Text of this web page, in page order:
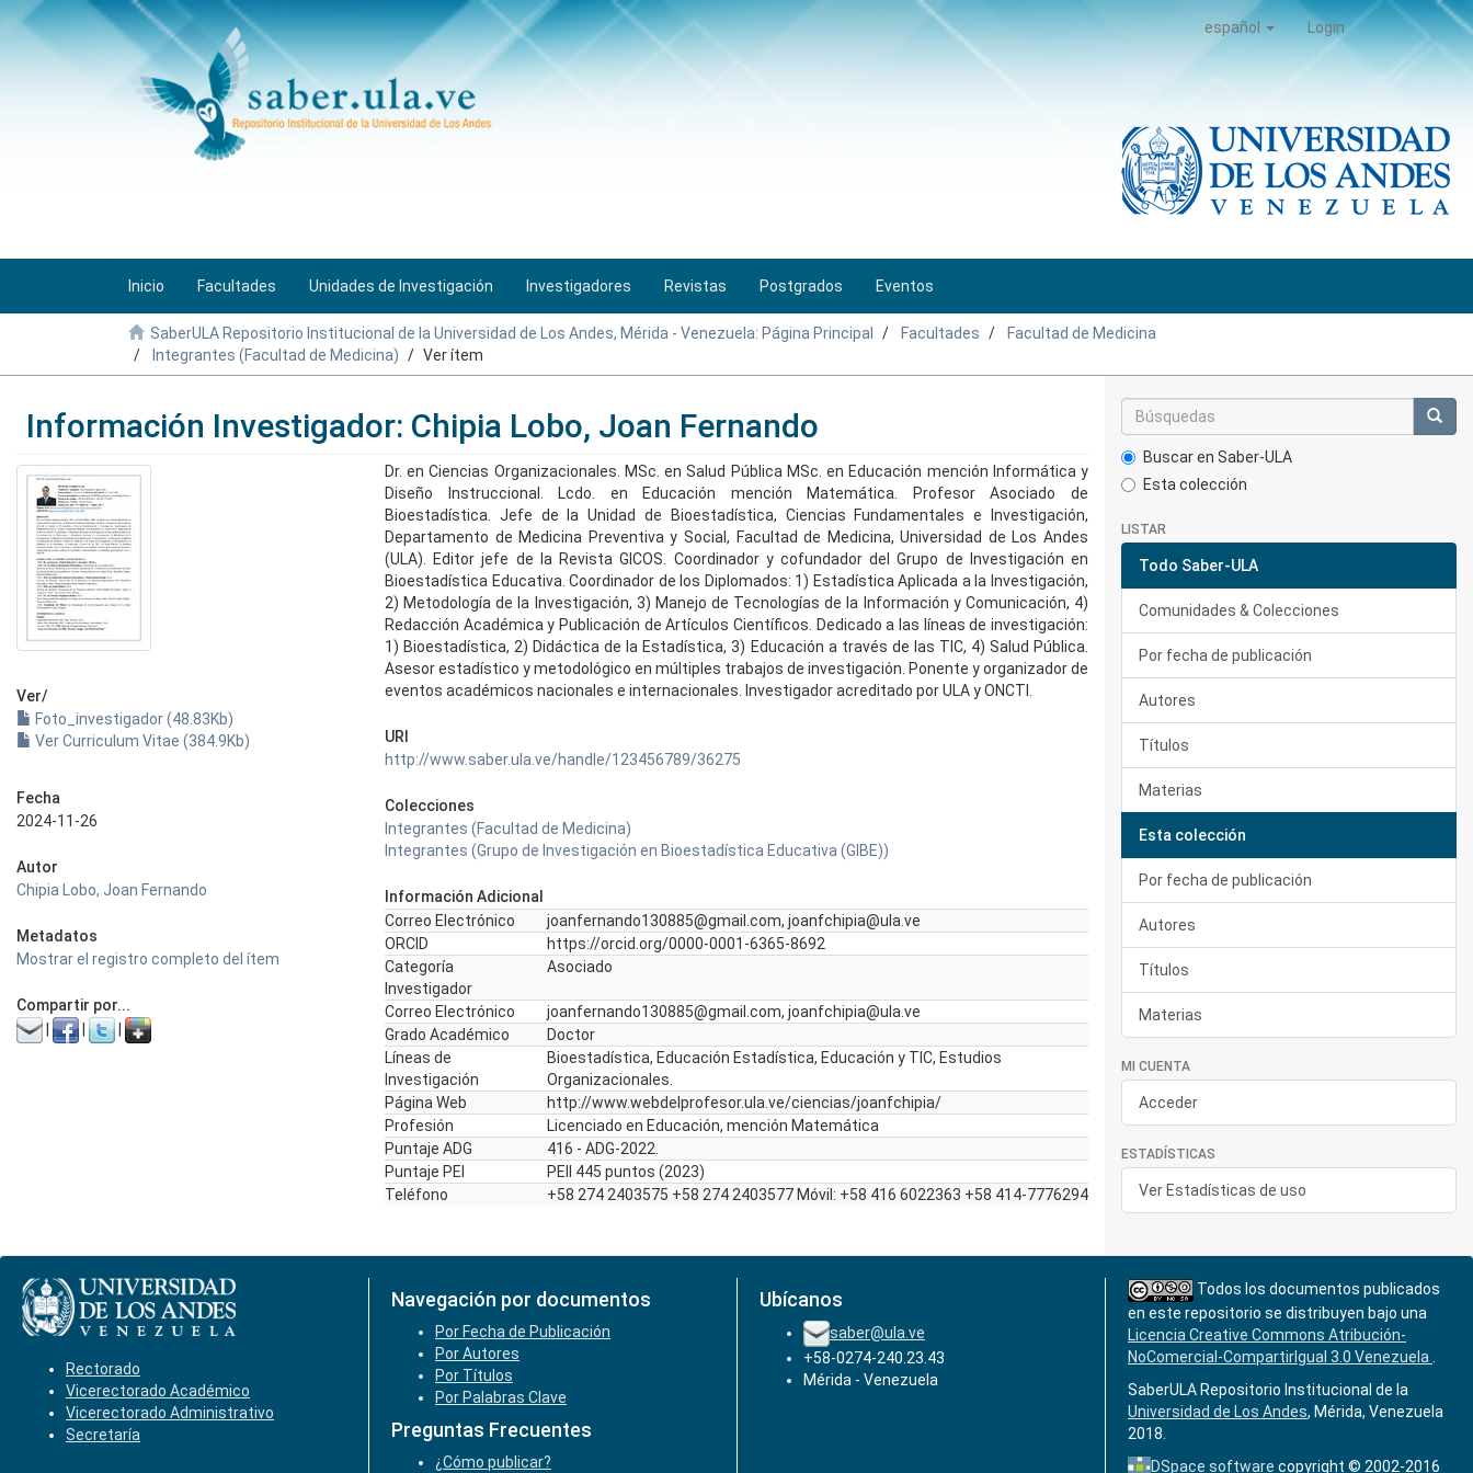
español Login
Inicio Facultades Unidades de Investigación Investigadores Revistas Postgrados Eventos
SaberULA Repositorio Institucional de la Universidad de Los Andes, Mérida - Venezuela: Página Principal Facultades
Facultad de Medicina
Integrantes (Facultad de Medicina)
Ver ítem
Información Investigador: Chipia Lobo, Joan Fernando
Ver/
Foto_investigador (48.83Kb)
Ver Curriculum Vitae (384.9Kb)
Fecha
2024-11-26
Autor
Chipia Lobo, Joan Fernando
Metadatos
Mostrar el registro completo del ítem
Compartir por...
Dr. en Ciencias Organizacionales. MSc. en Salud Pública MSc. en Educación mención Informática y
Diseño Instruccional. Lcdo. en Educación mención Matemática. Profesor Asociado de
Bioestadística. Jefe de la Unidad de Bioestadística, Ciencias Fundamentales e Investigación,
Departamento de Medicina Preventiva y Social, Facultad de Medicina, Universidad de Los Andes
(ULA). Editor jefe de la Revista GICOS. Coordinador y cofundador del Grupo de Investigación en
Bioestadística Educativa. Coordinador de los Diplomados: 1) Estadística Aplicada a la Investigación,
2) Metodología de la Investigación, 3) Manejo de Tecnologías de la Información y Comunicación, 4)
Redacción Académica y Publicación de Artículos Científicos. Dedicado a las líneas de investigación:
1) Bioestadística, 2) Didáctica de la Estadística, 3) Educación a través de las TIC, 4) Salud Pública.
Asesor estadístico y metodológico en múltiples trabajos de investigación. Ponente y organizador de
eventos académicos nacionales e internacionales. Investigador acreditado por ULA y ONCTI.
URI
http://www.saber.ula.ve/handle/123456789/36275
Colecciones
Integrantes (Facultad de Medicina)
Integrantes (Grupo de Investigación en Bioestadística Educativa (GIBE))
Información Adicional
Correo Electrónico
joanfernando130885@gmail.com, joanfchipia@ula.ve
ORCID
https://orcid.org/0000-0001-6365-8692
Categoría
Investigador
Asociado
Correo Electrónico
joanfernando130885@gmail.com, joanfchipia@ula.ve
Grado Académico
Doctor
Líneas de
Investigación
Bioestadística, Educación Estadística, Educación y TIC, Estudios
Organizacionales.
Página Web
http://www.webdelprofesor.ula.ve/ciencias/joanfchipia/
Profesión
Licenciado en Educación, mención Matemática
Puntaje ADG
416 - ADG-2022.
Puntaje PEI
PEII 445 puntos (2023)
Teléfono
+58 274 2403575 +58 274 2403577 Móvil: +58 416 6022363 +58 414-7776294
Buscar en Saber-ULA
Esta colección
LISTAR
Todo Saber-ULA
Comunidades & Colecciones
Por fecha de publicación
Autores
Títulos
Materias
Esta colección
Por fecha de publicación
Autores
Títulos
Materias
MI CUENTA
Acceder
ESTADÍSTICAS
Ver Estadísticas de uso
Rectorado
Vicerectorado Académico
Vicerectorado Administrativo
Secretaría
Navegación por documentos
Por Fecha de Publicación
Por Autores
Por Títulos
Por Palabras Clave
Preguntas Frecuentes
¿Cómo publicar?
Ubícanos
saber@ula.ve
+58-0274-240.23.43
Mérida - Venezuela
Todos los documentos publicados
en este repositorio se distribuyen bajo una
Licencia Creative Commons Atribución-
NoComercial-CompartirIgual 3.0 Venezuela
SaberULA Repositorio Institucional de la
Universidad de Los Andes, Mérida, Venezuela
2018.
DSpace software copyright © 2002-2016